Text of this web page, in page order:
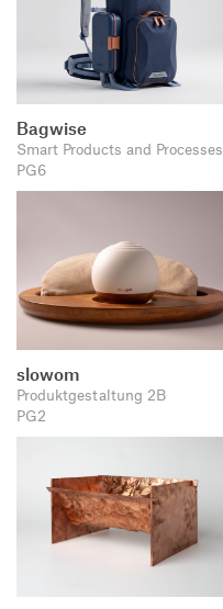
Bagwise
Smart Products and Processes
PG6
slowom
Produktgestaltung 2B
PG2